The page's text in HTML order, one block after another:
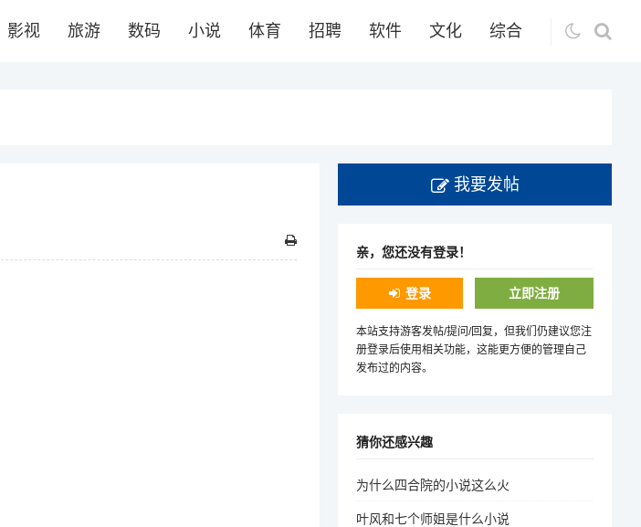
影视 旅游 数码 小说 体育 招聘 软件 文化 综合
我要发帖
亲，您还没有登录！
登录 立即注册
本站支持游客发帖/提问/回复，但我们仍建议您注
册登录后使用相关功能，这能更方便的管理自己
发布过的内容。
猜你还感兴趣
为什么四合院的小说这么火
叶风和七个师姐是什么小说